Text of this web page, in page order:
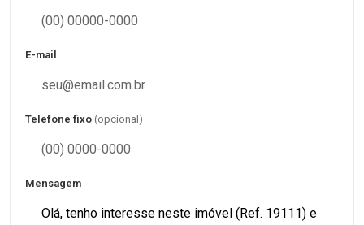
E-mail
Telefone fixo (opcional)
Mensagem